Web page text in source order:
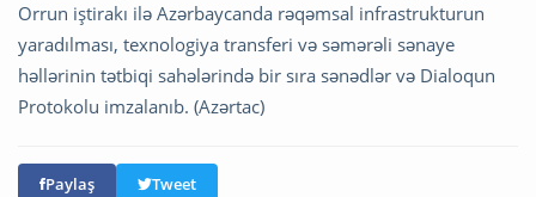
Orrun iştirakı ilə Azərbaycanda rəqəmsal infrastrukturun
yaradılması, texnologiya transferi və səmərəli sənaye
həllərinin tətbiqi sahələrində bir sıra sənədlər və Dialoqun
Protokolu imzalanıb. (Azərtac)
Paylaş Tweet